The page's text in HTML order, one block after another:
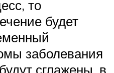
то
будет
заболевания
сглажены, в